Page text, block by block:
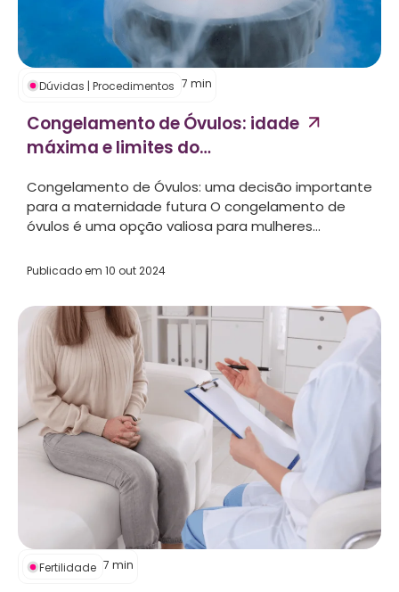
Dúvidas | Procedimentos 7 min
Congelamento de Óvulos: idade
máxima e limites do
Congelamento de Óvulos: uma decisão importante
para a maternidade futura O congelamento de
óvulos é uma opção valiosa para mulheres...
Publicado em 10 out 2024
Fertilidade 7 min